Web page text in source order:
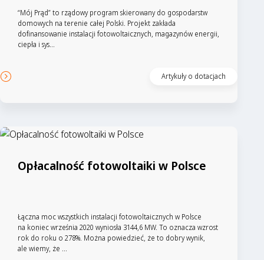
“Mój Prąd” to rządowy program skierowany do gospodarstw
domowych na terenie całej Polski. Projekt zakłada
dofinansowanie instalacji fotowoltaicznych, magazynów energii,
ciepła i sys...
Artykuły o dotacjach
Opłacalność fotowoltaiki w Polsce
Łączna moc wszystkich instalacji fotowoltaicznych w Polsce
na koniec września 2020 wyniosła 3144,6 MW. To oznacza wzrost
rok do roku o 278%. Można powiedzieć, że to dobry wynik,
ale wiemy, że ...